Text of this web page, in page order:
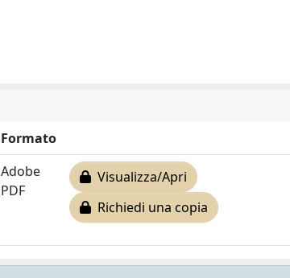
Formato
Adobe
PDF
Visualizza/Apri
Richiedi una copia